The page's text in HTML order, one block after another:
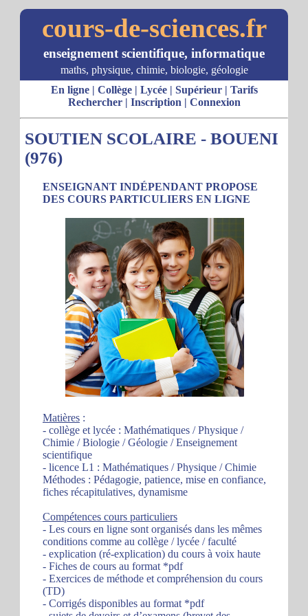
cours-de-sciences.fr
enseignement scientifique, informatique
maths, physique, chimie, biologie, géologie
En ligne| Collège| Lycée| Supérieur| Tarifs
Rechercher| Inscription | Connexion
SOUTIEN SCOLAIRE - BOUENI
(976)
ENSEIGNANT INDÉPENDANT PROPOSE
DES COURS PARTICULIERS EN LIGNE
Matières :
- collège et lycée : Mathématiques / Physique /
Chimie / Biologie / Géologie / Enseignement
scientifique
- licence L1 : Mathématiques / Physique / Chimie
Méthodes : Pédagogie, patience, mise en confiance,
fiches récapitulatives, dynamisme
Compétences cours particuliers
- Les cours en ligne sont organisés dans les mêmes
conditions comme au collège / lycée / faculté
- explication (ré-explication) du cours à voix haute
- Fiches de cours au format *pdf
- Exercices de méthode et compréhension du cours
(TD)
- Corrigés disponibles au format *pdf